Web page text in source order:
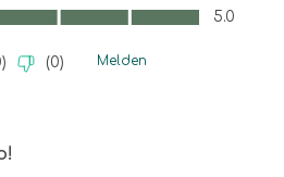
5.0 van 5
5.0
) (0) Melden